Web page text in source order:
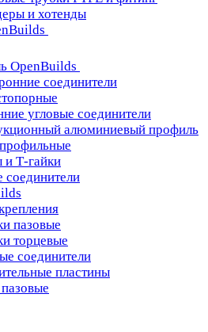
и хотенды
OpenBuilds
соединители
угловые соединители
алюминиевый профиль
и Т-гайки
соединители
пазовые
торцевые
соединители
пластины